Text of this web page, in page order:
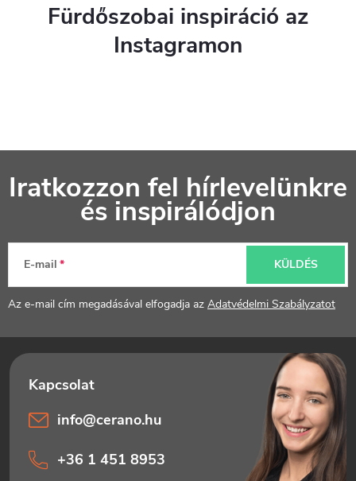
Fürdőszobai inspiráció az
Instagramon
á
é
Iratkozzon fel hírlevelünkre
és inspirálódjon
E-mail
Az e-mail cím megadásával elfogadja az Adatvédelmi Szabályzatot
KÜLDÉS
info@cerano.hu
+36 1 451 8953